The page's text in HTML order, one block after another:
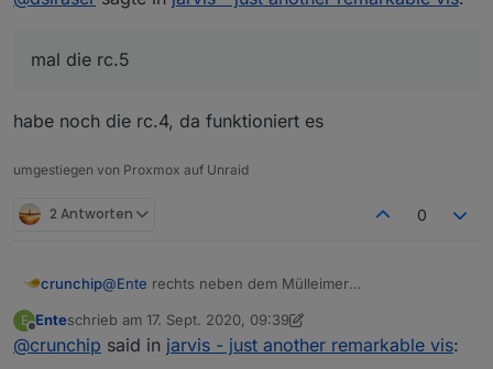
Wie bekomme ich das nun in die "Anzeige"
mal die rc.5
habe noch die rc.4, da funktioniert es
umgestiegen von Proxmox auf Unraid
2 Antworten 0
crunchip@Ente rechts neben dem Mülleimer
E
Offline
Enteschrieb am 17. Sept. 2020, 09:39
zuletzt editiert von Ente
@crunchip said in jarvis - just another remarkable vis: